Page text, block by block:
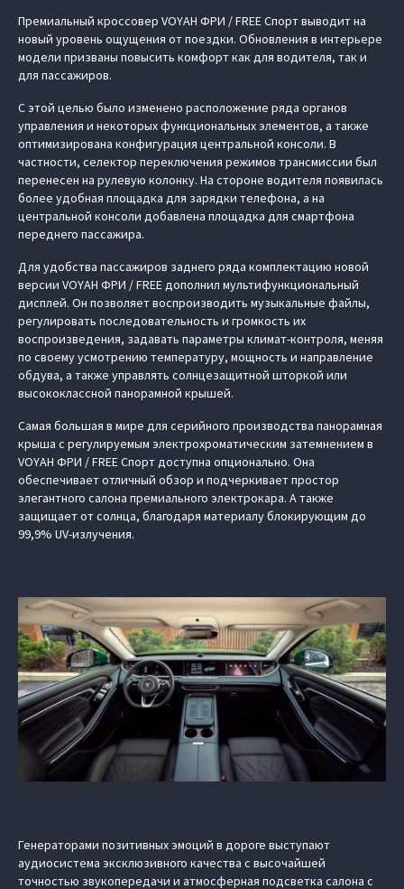
Премиальный кроссовер VOYAH ФРИ / FREE Спорт выводит на
новый уровень ощущения от поездки. Обновления в интерьере
модели призваны повысить комфорт как для водителя, так и
для пассажиров.
С этой целью было изменено расположение ряда органов
управления и некоторых функциональных элементов, а также
оптимизирована конфигурация центральной консоли. В
частности, селектор переключения режимов трансмиссии был
перенесен на рулевую колонку. На стороне водителя появилась
более удобная площадка для зарядки телефона, а на
центральной консоли добавлена площадка для смартфона
переднего пассажира.
Для удобства пассажиров заднего ряда комплектацию новой
версии VOYAH ФРИ / FREE дополнил мультифункциональный
дисплей. Он позволяет воспроизводить музыкальные файлы,
регулировать последовательность и громкость их
воспроизведения, задавать параметры климат-контроля, меняя
по своему усмотрению температуру, мощность и направление
обдува, а также управлять солнцезащитной шторкой или
высококлассной панорамной крышей.
Самая большая в мире для серийного производства панорамная
крыша с регулируемым электрохроматическим затемнением в
VOYAH ФРИ / FREE Спорт доступна опционально. Она
обеспечивает отличный обзор и подчеркивает простор
элегантного салона премиального электрокара. А также
защищает от солнца, благодаря материалу блокирующим до
99,9% UV-излучения.
Генераторами позитивных эмоций в дороге выступают
аудиосистема эксклюзивного качества с высочайшей
точностью звукопередачи и атмосферная подсветка салона с